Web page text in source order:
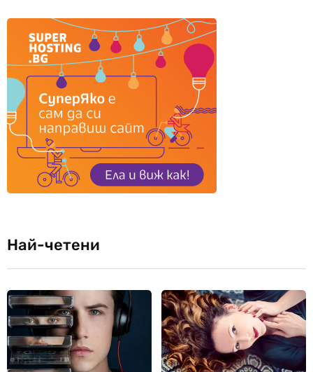
Най-четени